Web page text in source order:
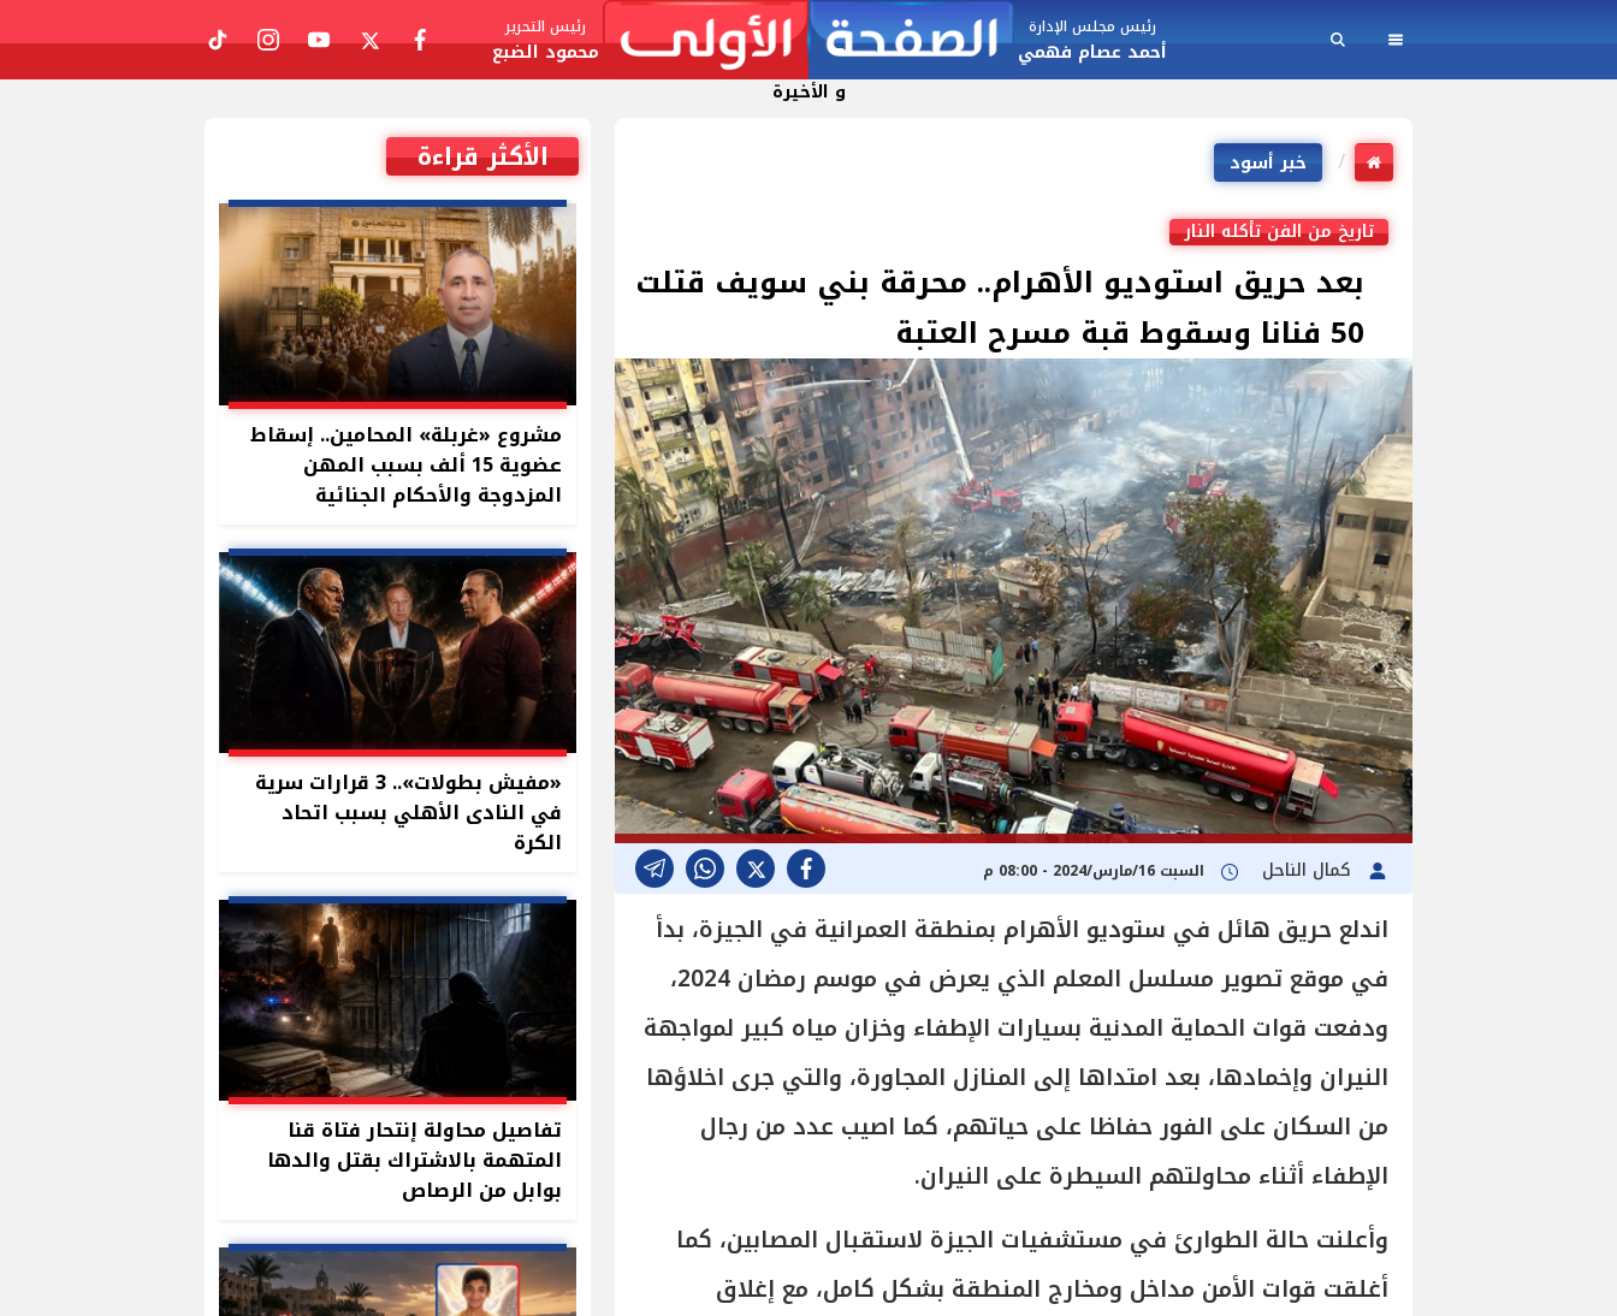
رئيس مجلس الإدارة
أحمد عصام فهمي
رئيس التحرير
محمود الضبع facebook
twitter
youtube
instagram
tiktok
و الأخيرة
خبر أسود
تاريخ من الفن تأكله النار
بعد حريق استوديو الأهرام.. محرقة بني سويف قتلت
50 فنانا وسقوط قبة مسرح العتبة
كمال الناحل السبت 16/مارس/2024 - 08:00 م
اندلع حريق هائل في ستوديو الأهرام بمنطقة العمرانية في الجيزة، بدأ
في موقع تصوير مسلسل المعلم الذي يعرض في موسم رمضان 2024،
ودفعت قوات الحماية المدنية بسيارات الإطفاء وخزان مياه كبير لمواجهة
النيران وإخمادها، بعد امتداها إلى المنازل المجاورة، والتي جرى اخلاؤها
من السكان على الفور حفاظا على حياتهم، كما اصيب عدد من رجال
الإطفاء أثناء محاولتهم السيطرة على النيران.
وأعلنت حالة الطوارئ في مستشفيات الجيزة لاستقبال المصابين، كما
أغلقت قوات الأمن مداخل ومخارج المنطقة بشكل كامل، مع إغلاق
الأكثر قراءة
مشروع «غربلة» المحامين.. إسقاط
عضوية 15 ألف بسبب المهن
المزدوجة والأحكام الجنائية
«مفيش بطولات».. 3 قرارات سرية
في النادى الأهلي بسبب اتحاد
الكرة
تفاصيل محاولة إنتحار فتاة قنا
المتهمة بالاشتراك بقتل والدها
بوابل من الرصاص